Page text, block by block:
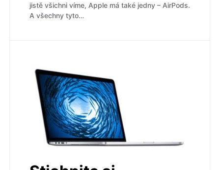
jistě všichni víme, Apple má také jedny – AirPods.
A všechny tyto…